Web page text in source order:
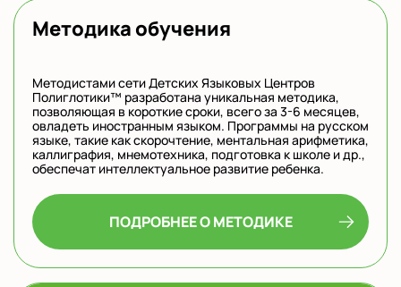
Методика обучения
Методистами сети Детских Языковых Центров
Полиглотики™ разработана уникальная методика,
позволяющая в короткие сроки, всего за 3-6 месяцев,
овладеть иностранным языком. Программы на русском
языке, такие как скорочтение, ментальная арифметика,
каллиграфия, мнемотехника, подготовка к школе и др.,
обеспечат интеллектуальное развитие ребенка.
ПОДРОБНЕЕ ОМЕТОДИКЕ